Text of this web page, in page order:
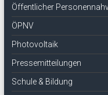
Öffentlicher
ÖPNV
Photovoltaik
Pressemitteilungen
Schule & Bildung